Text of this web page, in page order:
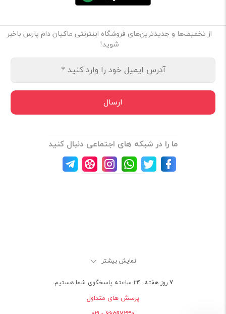
از تخفیف‌ها و جدیدترین‌های فروشگاه اینترنتی ماکیان دام پارس باخبر
شوید!
ما را در شبکه های اجتماعی دنبال کنید
نمایش بیشتر
۷ روز هفته، ۲۴ ساعته پاسخگوی شما هستیم.
پرسش های متداول